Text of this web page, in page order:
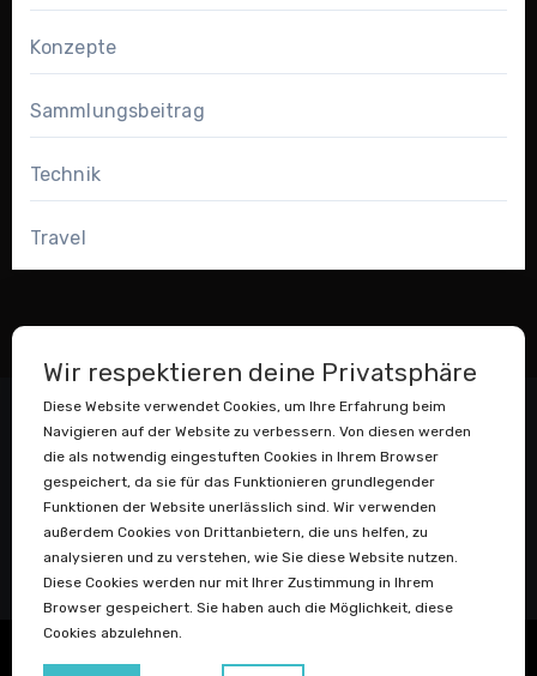
Konzepte
Sammlungsbeitrag
Technik
Travel
Datenstaubsauger
Wir respektieren deine Privatsphäre
Diese Website verwendet Cookies, um Ihre Erfahrung beim
Navigieren auf der Website zu verbessern. Von diesen werden
die als notwendig eingestuften Cookies in Ihrem Browser
gespeichert, da sie für das Funktionieren grundlegender
Funktionen der Website unerlässlich sind. Wir verwenden
außerdem Cookies von Drittanbietern, die uns helfen, zu
analysieren und zu verstehen, wie Sie diese Website nutzen.
Diese Cookies werden nur mit Ihrer Zustimmung in Ihrem
Browser gespeichert. Sie haben auch die Möglichkeit, diese
Cookies abzulehnen.